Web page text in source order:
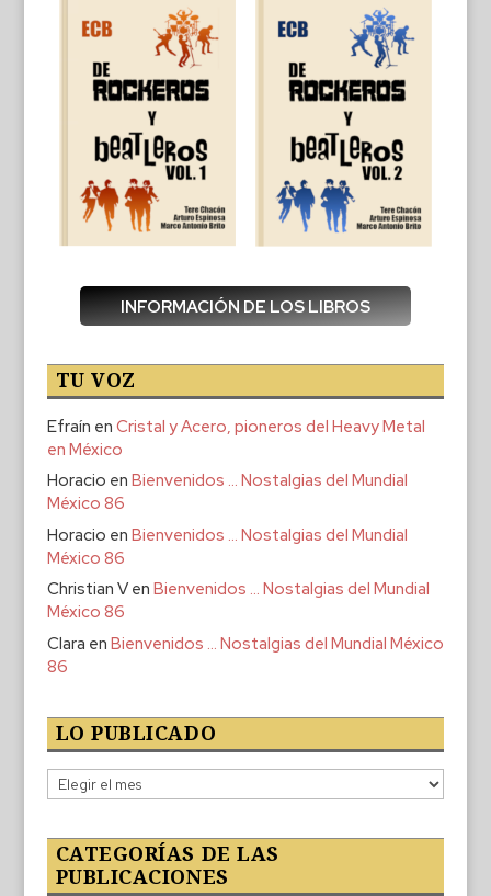
INFORMACIÓN DE LOS LIBROS
TU VOZ
Efraín en Cristal y Acero, pioneros del Heavy Metal
en México
Horacio en Bienvenidos … Nostalgias del Mundial
México 86
Horacio en Bienvenidos … Nostalgias del Mundial
México 86
Christian Ven Bienvenidos … Nostalgias del Mundial
México 86
Clara en Bienvenidos … Nostalgias del Mundial México
86
LO PUBLICADO
Lo
publicado
CATEGORÍAS DE LAS
PUBLICACIONES